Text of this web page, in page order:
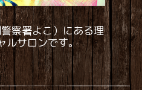
察署よこ）にある理
ルサロンです。